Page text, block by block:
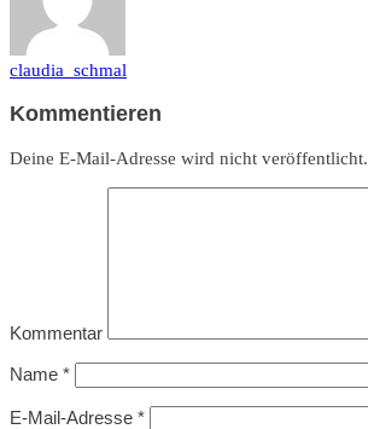
claudia_schmal
Kommentieren
Deine E-Mail-Adresse wird nicht veröffentlicht.
Kommentar
Name *
E-Mail-Adresse *